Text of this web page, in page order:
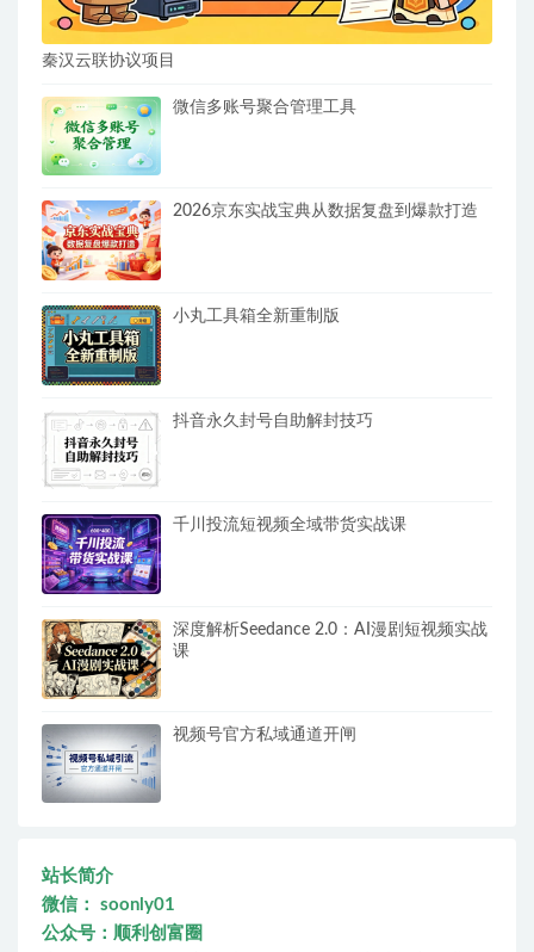
秦汉云联协议项目
微信多账号聚合管理工具
2026京东实战宝典从数据复盘到爆款打造
小丸工具箱全新重制版
抖音永久封号自助解封技巧
千川投流短视频全域带货实战课
深度解析Seedance 2.0：AI漫剧短视频实战
课
视频号官方私域通道开闸
站长简介
微信： soonly01
公众号：顺利创富圈